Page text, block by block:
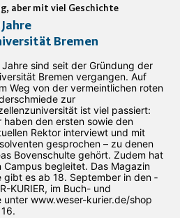
aber mit viel Geschichte
Jahre
Bremen
sind seit der Gründung der
Bremen vergangen. Auf
Weg von der vermeintlichen roten
zur
ist viel passiert:
haben den ersten sowie den
Rektor interviewt und mit
gesprochen – zu denen
Bovenschulte gehört. Zudem hat
begleitet. Das Magazin
gibt es ab 18. September in den
­KURIER, im Buch- und
www.weser-kurier.de/shop